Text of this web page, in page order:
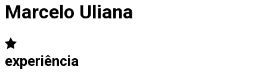
Marcelo Uliana
experiência